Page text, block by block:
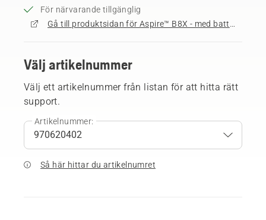
För närvarande tillgänglig
Gå till produktsidan för Aspire™ B8X - med batteri och laddare
Välj artikelnummer
Välj ett artikelnummer från listan för att hitta rätt
support.
Artikelnummer:
Så här hittar du artikelnumret